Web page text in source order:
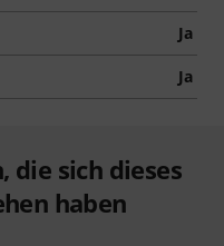
Ja
Ja
die sich dieses
haben